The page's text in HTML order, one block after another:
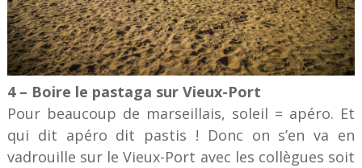
4 – Boire le pastaga sur Vieux-Port
Pour beaucoup de marseillais, soleil = apéro. Et
qui dit apéro dit pastis ! Donc on s’en va en
vadrouille sur le Vieux-Port avec les collègues soit